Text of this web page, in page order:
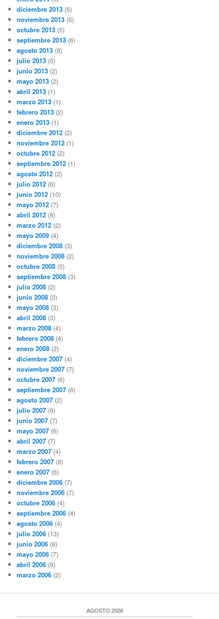
diciembre 2013 (5)
noviembre 2013 (6)
octubre 2013 (5)
septiembre 2013 (6)
agosto 2013 (8)
julio 2013 (5)
junio 2013 (2)
mayo 2013 (2)
abril 2013 (1)
marzo 2013 (1)
febrero 2013 (2)
enero 2013 (1)
diciembre 2012 (2)
noviembre 2012 (1)
octubre 2012 (2)
septiembre 2012 (1)
agosto 2012 (2)
julio 2012 (6)
junio 2012 (10)
mayo 2012 (7)
abril 2012 (8)
marzo 2012 (2)
mayo 2009 (4)
diciembre 2008 (3)
noviembre 2008 (2)
octubre 2008 (5)
septiembre 2008 (3)
julio 2008 (2)
junio 2008 (3)
mayo 2008 (3)
abril 2008 (3)
marzo 2008 (4)
febrero 2008 (4)
enero 2008 (2)
diciembre 2007 (4)
noviembre 2007 (7)
octubre 2007 (6)
septiembre 2007 (6)
agosto 2007 (2)
julio 2007 (9)
junio 2007 (7)
mayo 2007 (6)
abril 2007 (7)
marzo 2007 (4)
febrero 2007 (8)
enero 2007 (6)
diciembre 2006 (7)
noviembre 2006 (7)
octubre 2006 (4)
septiembre 2006 (4)
agosto 2006 (4)
julio 2006 (13)
junio 2006 (8)
mayo 2006 (7)
abril 2006 (9)
marzo 2006 (2)
AGOSTO 2026